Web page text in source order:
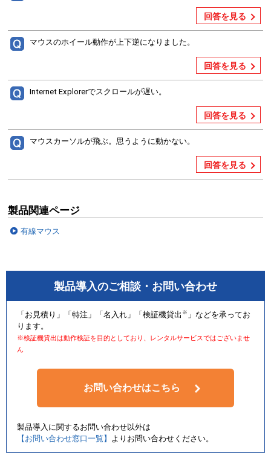
回答を見る
マウスのホイール動作が上下逆になりました。
回答を見る
Internet Explorerでスクロールが遅い。
回答を見る
マウスカーソルが飛ぶ。思うように動かない。
回答を見る
製品関連ページ
有線マウス
製品導入のご相談・お問い合わせ
「お見積り」「特注」「名入れ」「検証機貸出 ※ 」などを承ってお
ります。
※検証機貸出は動作検証を目的としており、レンタルサービスではございませ
ん
お問い合わせはこちら
製品導入に関するお問い合わせ以外は
【お問い合わせ窓口一覧】 よりお問い合わせください。